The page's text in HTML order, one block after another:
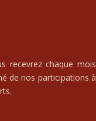
recevrez chaque mois
de nos participations à